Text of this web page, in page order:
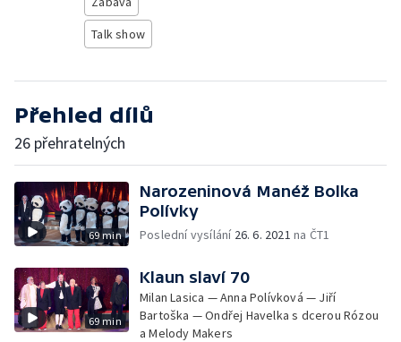
Talk show
Přehled dílů
26 přehratelných
69 min
Narozeninová Manéž Bolka
Polívky
Poslední vysílání 26. 6. 2021 na ČT1
69 min
Klaun slaví 70
Milan Lasica — Anna Polívková — Jiří
Bartoška — Ondřej Havelka s dcerou Rózou
a Melody Makers